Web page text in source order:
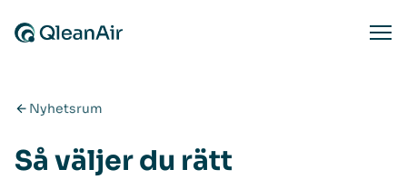
Nyhetsrum
Så väljer du rätt